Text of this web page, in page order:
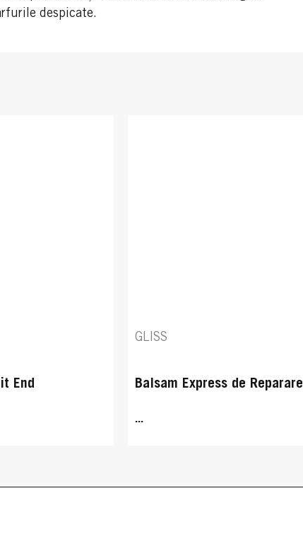
despicate.
End
GLISS
Balsam Express de Reparare
...